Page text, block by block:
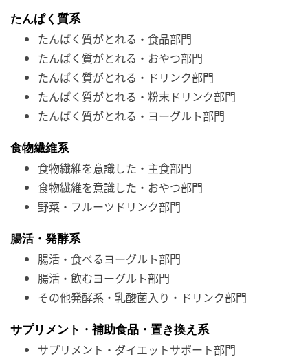
たんぱく質系
たんぱく質がとれる・食品部門
たんぱく質がとれる・おやつ部門
たんぱく質がとれる・ドリンク部門
たんぱく質がとれる・粉末ドリンク部門
たんぱく質がとれる・ヨーグルト部門
食物繊維系
食物繊維を意識した・主食部門
食物繊維を意識した・おやつ部門
野菜・フルーツドリンク部門
腸活・発酵系
腸活・食べるヨーグルト部門
腸活・飲むヨーグルト部門
その他発酵系・乳酸菌入り・ドリンク部門
サプリメント・補助食品・置き換え系
サプリメント・ダイエットサポート部門